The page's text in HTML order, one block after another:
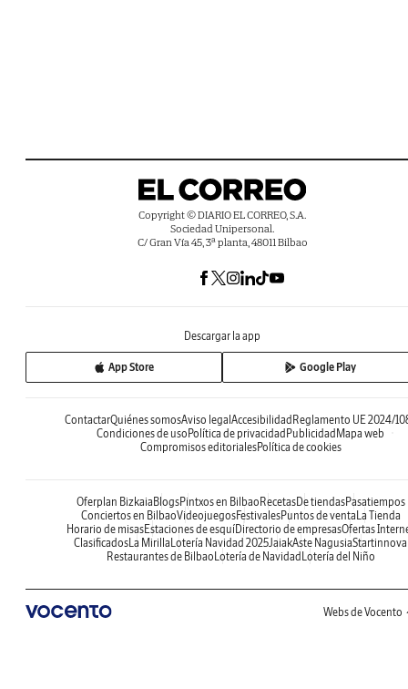
Copyright © DIARIO EL CORREO, S.A.
Sociedad Unipersonal.
C/ Gran Vía 45, 3ª planta, 48011 Bilbao
Descargar la app
App Store Google Play
ContactarQuiénes somosAviso legal Accesibilidad Reglamento UE 2024/
Condiciones de uso Política de privacidad Publicidad Mapa web
Compromisos editorialesPolítica de cookies
Oferplan Bizkaia BlogsPintxos en Bilbao RecetasDe tiendasPasatiempos
Conciertos en BilbaoVideojuegosFestivalesPuntos de venta La Tienda
Horario de misasEstaciones de esquíDirectorio de empresasOfertas
Clasificados La Mirilla Lotería Navidad 2025JaiakAste NagusiaStartinnova
Restaurantes de Bilbao Lotería de Navidad Lotería del Niño
Webs de Vocento